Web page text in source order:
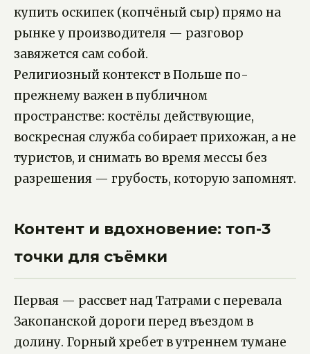
купить оскипек (копчёный сыр) прямо на
рынке у производителя — разговор
завяжется сам собой.
Религиозный контекст в Польше по-
прежнему важен в публичном
пространстве: костёлы действующие,
воскресная служба собирает прихожан, а не
туристов, и снимать во время мессы без
разрешения — грубость, которую запомнят.
Контент и вдохновение: топ-3
точки для съёмки
Первая — рассвет над Татрами с перевала
Закопанской дороги перед въездом в
долину. Горный хребет в утреннем тумане